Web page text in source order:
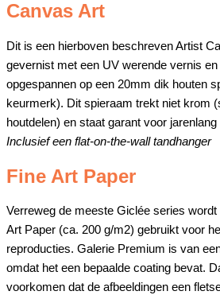
Canvas Art
Dit is een hierboven beschreven Artist
gevernist met een UV werende vernis
opgespannen op een 20mm dik houten
keurmerk). Dit spieraam trekt niet krom
houtdelen) en staat garant voor jarenlang
Inclusief een flat-on-the-wall tandhanger
Fine Art Paper
Verreweg de meeste Giclée series
Art Paper (ca. 200 g/m2) gebruikt voor
reproducties. Galerie Premium is van
omdat het een bepaalde coating bevat.
voorkomen dat de afbeeldingen een